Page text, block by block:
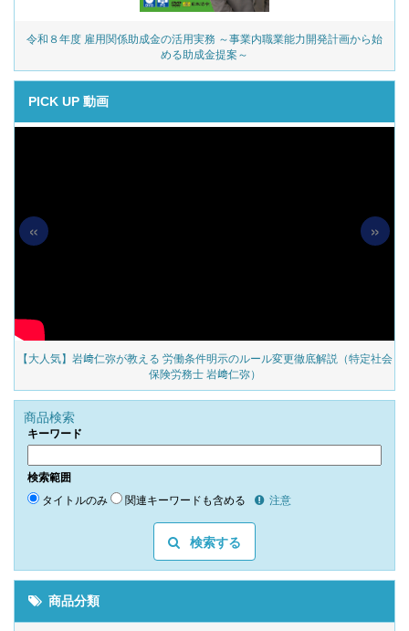
令和８年度 雇用関係助成金の活用実務 ～事業内職業能力開発計画から始
める助成金提案～
PICK UP 動画
【大人気】岩﨑仁弥が教える 労働条件明示のルール変更徹底解説（特定社会
保険労務士 岩﨑仁弥）
« »
商品検索
キーワード
検索範囲
タイトルのみ 関連キーワードも含める 注意
検索する
商品分類